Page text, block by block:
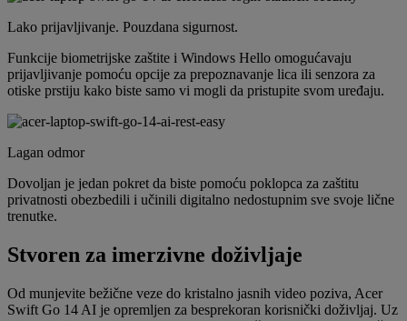
Lako prijavljivanje. Pouzdana sigurnost.
Funkcije biometrijske zaštite i Windows Hello omogućavaju
prijavljivanje pomoću opcije za prepoznavanje lica ili senzora za
otiske prstiju kako biste samo vi mogli da pristupite svom uređaju.
Lagan odmor
Dovoljan je jedan pokret da biste pomoću poklopca za zaštitu
privatnosti obezbedili i učinili digitalno nedostupnim sve svoje lične
trenutke.
Stvoren za imerzivne doživljaje
Od munjevite bežične veze do kristalno jasnih video poziva, Acer
Swift Go 14 AI je opremljen za besprekoran korisnički doživljaj. Uz